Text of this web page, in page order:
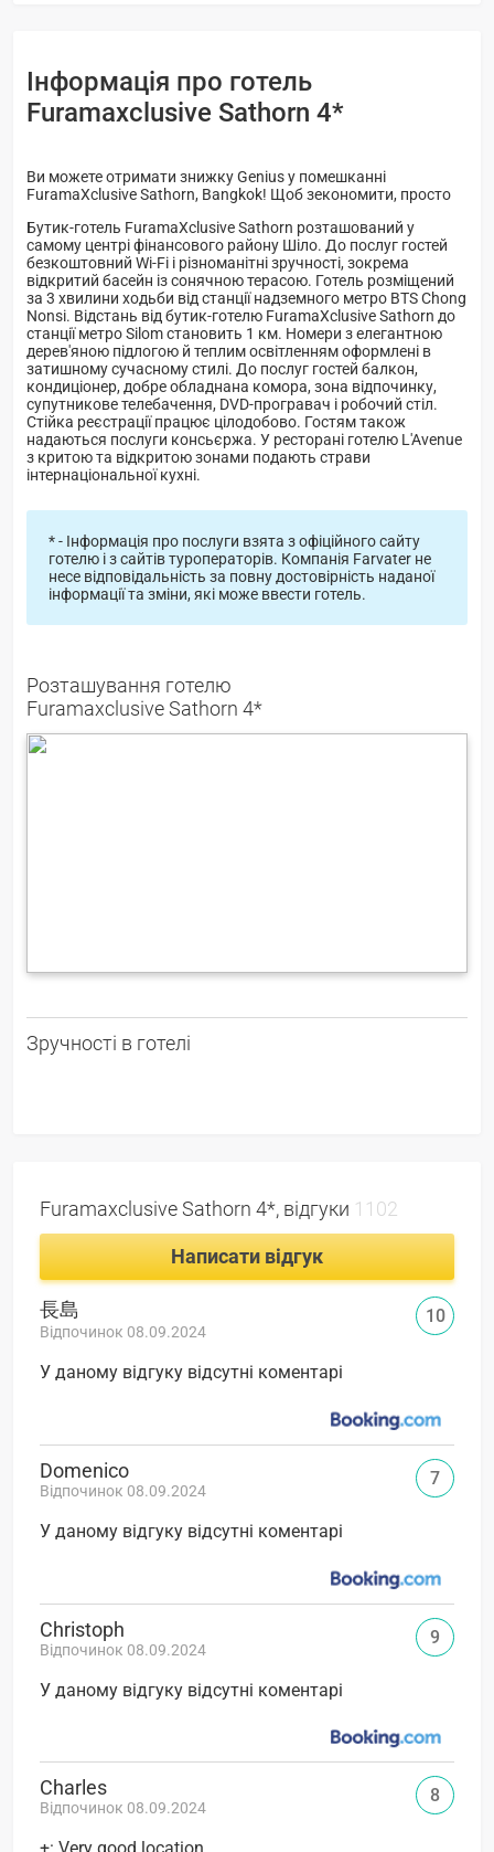
Інформація про готель
Furamaxclusive Sathorn 4*
Ви можете отримати знижку Genius у помешканні
FuramaXclusive Sathorn, Bangkok! Щоб зекономити, просто
Бутик-готель FuramaXclusive Sathorn розташований у
самому центрі фінансового району Шіло. До послуг гостей
безкоштовний Wi-Fi і різноманітні зручності, зокрема
відкритий басейн із сонячною терасою. Готель розміщений
за 3 хвилини ходьби від станції надземного метро BTS Chong
Nonsi. Відстань від бутик-готелю FuramaXclusive Sathorn до
станції метро Silom становить 1 км. Номери з елегантною
дерев'яною підлогою й теплим освітленням оформлені в
затишному сучасному стилі. До послуг гостей балкон,
кондиціонер, добре обладнана комора, зона відпочинку,
супутникове телебачення, DVD-програвач і робочий стіл.
Стійка реєстрації працює цілодобово. Гостям також
надаються послуги консьєржа. У ресторані готелю L'Avenue
з критою та відкритою зонами подають страви
інтернаціональної кухні.
* - Інформація про послуги взята з офіційного сайту
готелю і з сайтів туроператорів. Компанія Farvater не
несе відповідальність за повну достовірність наданої
інформації та зміни, які може ввести готель.
Розташування готелю
Furamaxclusive Sathorn 4*
Зручності в готелі
Furamaxclusive Sathorn 4*, відгуки 1102
Написати відгук
長島
Відпочинок 08.09.2024
У даному відгуку відсутні коментарі
10
Domenico
Відпочинок 08.09.2024
У даному відгуку відсутні коментарі
7
Christoph
Відпочинок 08.09.2024
У даному відгуку відсутні коментарі
9
Charles
Відпочинок 08.09.2024
8